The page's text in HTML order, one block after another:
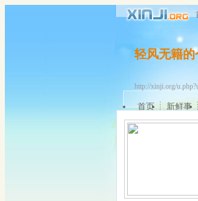
轻风无籍
http://xinji.org/
首页 新鲜事